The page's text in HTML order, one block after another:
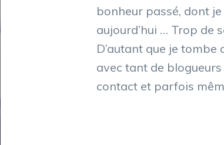
bonheur passé, dont
aujourd’hui … Trop de
D’autant que je
avec tant de blogueurs
contact et parfois